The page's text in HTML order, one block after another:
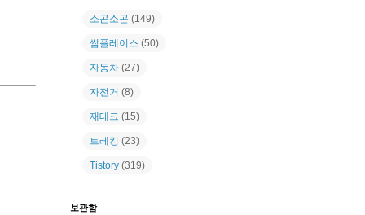
소곤소곤 (149)
썸플레이스 (50)
자동차 (27)
자전거 (8)
재테크 (15)
트레킹 (23)
Tistory (319)
보관함